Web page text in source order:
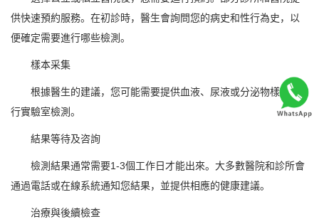
供快速預約服務。在初診時，醫生會詢問您的病史和性行為史，以
便確定需要進行哪些檢測。
樣本采集
根據醫生的建議，您可能需要提供血液、尿液或分泌物樣本進
行實驗室檢測。
結果等待及咨詢
檢測結果通常需要1-3個工作日才能出來。大多數醫院和診所會
通過電話或在線系統通知您結果，並提供相應的健康建議。
治療與後續檢查